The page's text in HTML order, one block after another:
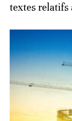
textes relatifs